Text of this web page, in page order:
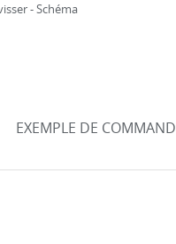
- Schéma
EXEMPLE DE